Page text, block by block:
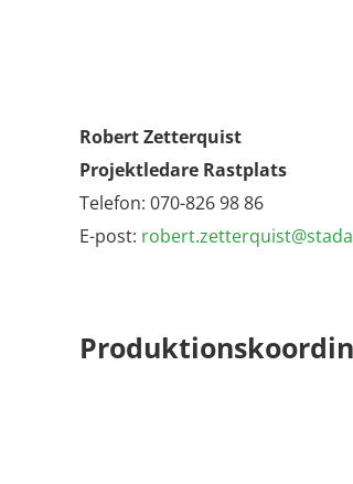
Robert Zetterquist
Projektledare Rastplats
Telefon: 070-826 98 86
E-post: